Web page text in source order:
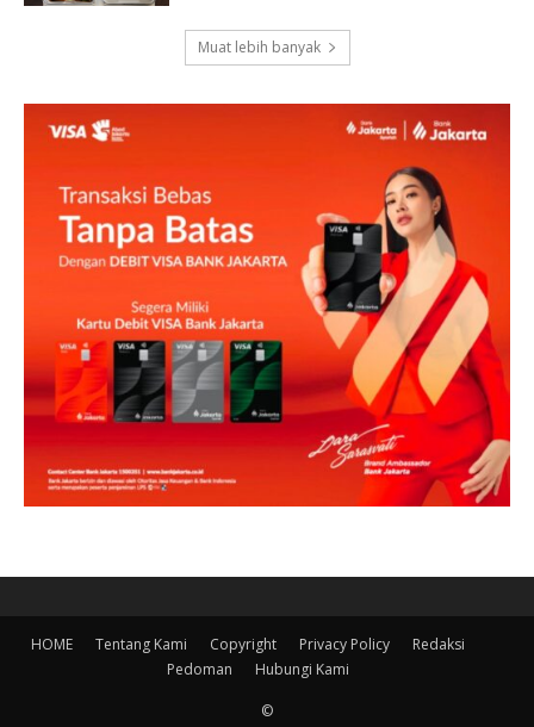
Muat lebih banyak
HOME Tentang Kami Copyright Privacy Policy
Redaksi
Pedoman
Hubungi Kami
©